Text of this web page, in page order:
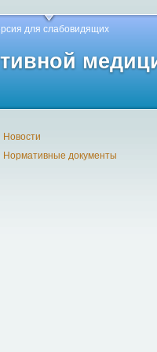
для слабовидящих
Новости
Нормативные документы